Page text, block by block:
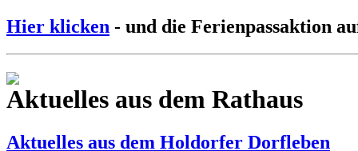
Hier klicken - und die Ferienpassaktion
Aktuelles aus dem Rathaus
Aktuelles aus dem Holdorfer Dorfleben